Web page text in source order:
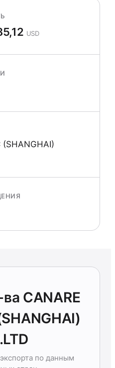
USD
(SHANGHAI)
CANARE
по данным